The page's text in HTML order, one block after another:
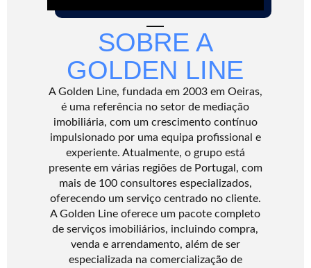
SOBRE A
GOLDEN LINE
A Golden Line, fundada em 2003 em Oeiras,
é uma referência no setor de mediação
imobiliária, com um crescimento contínuo
impulsionado por uma equipa profissional e
experiente. Atualmente, o grupo está
presente em várias regiões de Portugal, com
mais de 100 consultores especializados,
oferecendo um serviço centrado no cliente.
A Golden Line oferece um pacote completo
de serviços imobiliários, incluindo compra,
venda e arrendamento, além de ser
especializada na comercialização de